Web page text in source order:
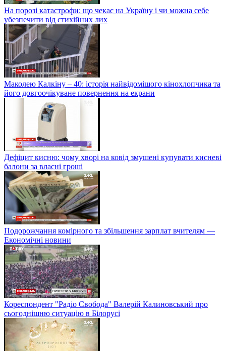
На порозі катастрофи: що чекає на Україну і чи можна себе
убезпечити від стихійних лих
Маколею Калкіну – 40: історія найвідомішого кінохлопчика та
його довгоочікуване повернення на екрани
Дефіцит кисню: чому хворі на ковід змушені купувати кисневі
балони за власні гроші
Подорожчання комірного та збільшення зарплат вчителям —
Економічні новини
Кореспондент "Радіо Свобода" Валерій Калиновський про
сьогоднішню ситуацію в Білорусі